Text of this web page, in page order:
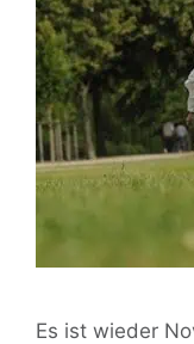
Es ist wieder